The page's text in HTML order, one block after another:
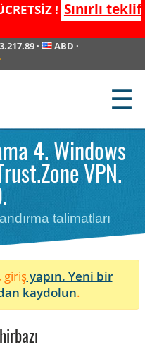
! Sınırlı teklif
· ABD ·
☰
4. Windows
VPN.
talimatları
girişyapın. Yeni bir
kaydolun.